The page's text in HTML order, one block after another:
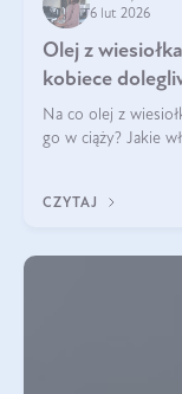
6 lut 2026
Olej z
kobiece
Na co olej z
go w ciąży? Jakie
CZYTAJ